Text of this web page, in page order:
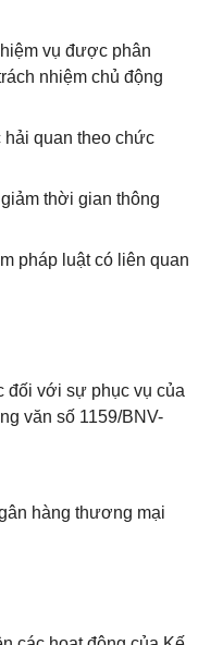
vụ được phân
nhiệm chủ động
hải quan theo chức
thời gian thông
pháp luật có liên quan
đối với sự phục vụ của
văn số 1159/BNV-
hàng thương mại